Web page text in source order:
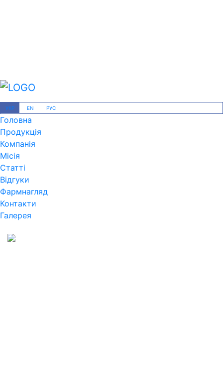
УКР EN РУС
Головна
Продукція
Компанія
Місія
Статті
Відгуки
Фармнагляд
Контакти
Галерея